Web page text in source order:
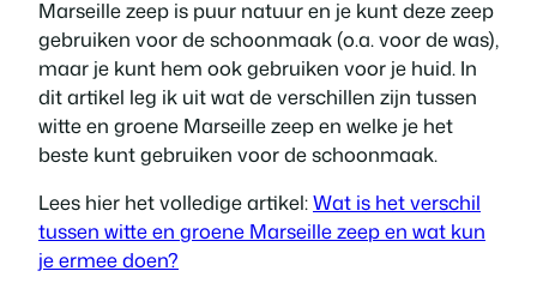
Marseille zeep is puur natuur en je kunt deze zeep
gebruiken voor de schoonmaak (o.a. voor de was),
maar je kunt hem ook gebruiken voor je huid. In
dit artikel leg ik uit wat de verschillen zijn tussen
witte en groene Marseille zeep en welke je het
beste kunt gebruiken voor de schoonmaak.
Lees hier het volledige artikel:Wat is het verschil
tussen witte en groene Marseille zeep en wat kun
je ermee doen?